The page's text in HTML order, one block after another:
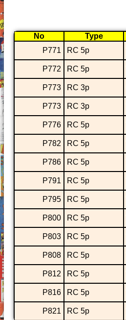
No Type
P771
RC 5p
P772 RC 5p
P773 RC 3p
P773 RC 3p
P776 RC 5p
P782 RC 5p
P786 RC 5p
P791 RC 5p
P795 RC 5p
P800 RC 5p
P803 RC 5p
P808 RC 5p
P812 RC 5p
P816 RC 5p
P821 RC 5p